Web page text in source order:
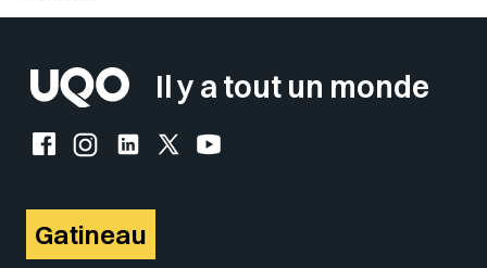
Il y a tout un monde
Facebook de l'UQO
Instagram de l'UQO
LinkedIn de l'UQO
X (Twitter) de l'UQO
YouTube de l'UQO
Gatineau